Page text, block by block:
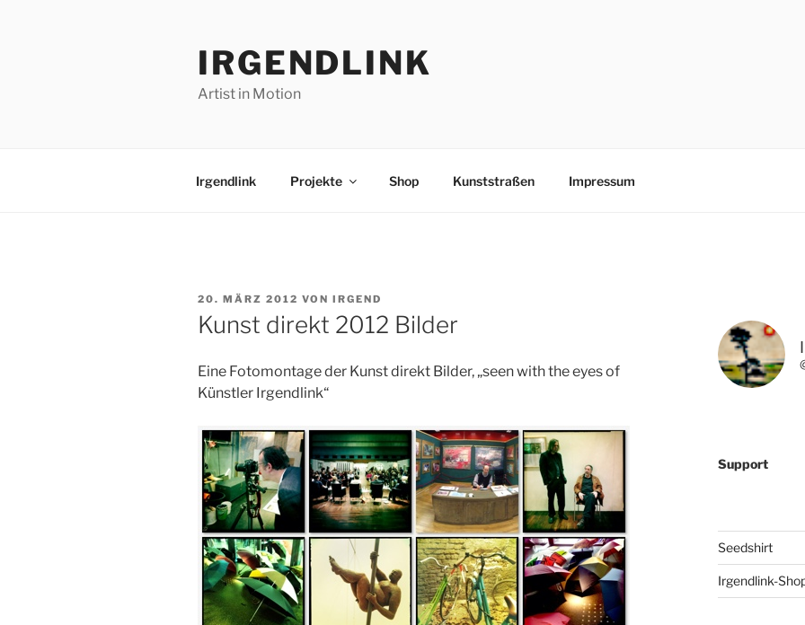
IRGENDLINK
Artist in Motion
Irgendlink Projekte Shop Kunststraßen Impressum
VERÖFFENTLICHT
AM
20. MÄRZ 2012 VON IRGEND
Kunst direkt 2012 Bilder
Eine Fotomontage der Kunst direkt Bilder, „seen with the eyes of
Künstler Irgendlink“
Support
Seedshirt
Irgendlink-